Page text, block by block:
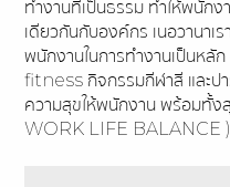
ทำงานที่เป็นธรรม ทำให้พนัก
เดียวกันกับองค์กร เนอวานาเ
พนักงานในการทำงานเป็นหลั
fitness กิจกรรมกีฬาสี และป
ความสุขให้พนักงาน พร้อมทั้
WORK LIFE BALANCE )